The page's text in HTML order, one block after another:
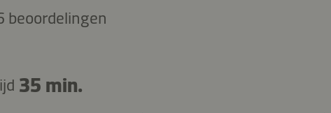
beoordelingen
35 min.